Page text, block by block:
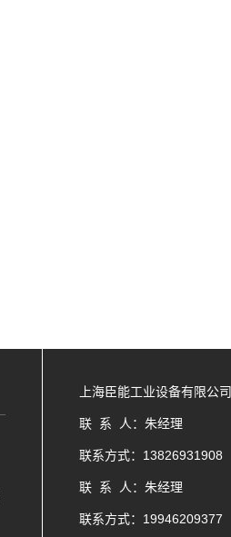
上海臣能工业设备有限公司
联 系 人：朱经理
联系方式：13826931908
联 系 人：朱经理
联系方式： 19946209377